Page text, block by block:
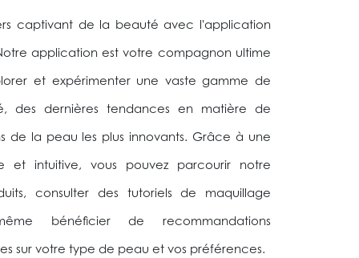
captivant de la beauté avec l'application
application est votre compagnon ultime
et expérimenter une vaste gamme de
des dernières tendances en matière de
de la peau les plus innovants. Grâce à une
et intuitive, vous pouvez parcourir notre
consulter des tutoriels de maquillage
bénéficier de recommandations
sur votre type de peau et vos préférences.